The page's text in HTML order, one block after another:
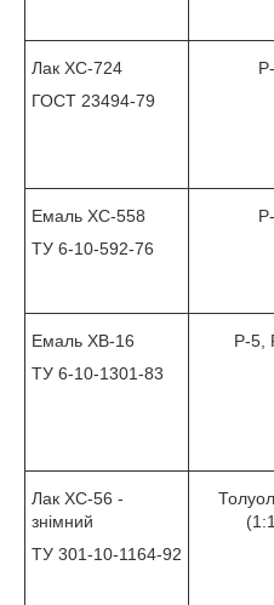
Лак ХС-724
ГОСТ 23494-79
Емаль ХС-558
ТУ 6-10-592-76
Емаль ХВ-16
ТУ 6-10-1301-83
Р-5,
Лак ХС-56 -
знімний
ТУ 301-10-1164-92